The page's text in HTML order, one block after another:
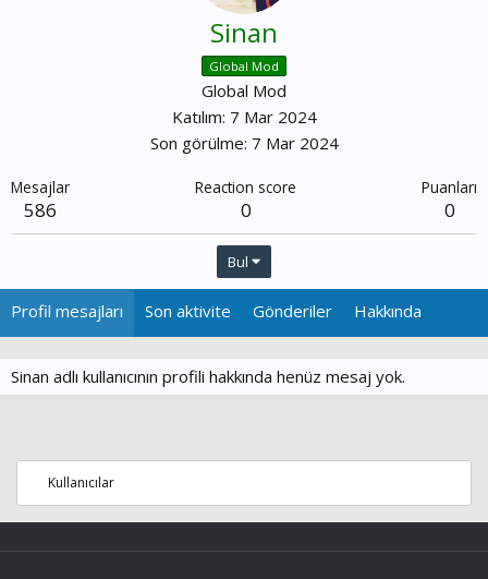
Sinan
Global Mod
Global Mod
Katılım 7 Mar 2024
Son görülme 7 Mar 2024
Mesajlar
586
Reaction score
0
Puanları
0
Bul
Profil mesajları Son aktivite Gönderiler Hakkında
Sinan adlı kullanıcının profili hakkında henüz mesaj yok.
Kullanıcılar